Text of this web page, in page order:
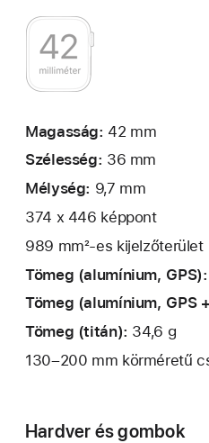
Magasság: 42 mm
Szélesség: 36 mm
Mélység: 9,7 mm
374 x 446 képpont
989 mm²-es kijelzőterület
Tömeg (alumínium, GPS):
Tömeg (alumínium, GPS
Tömeg (titán): 34,6 g
130–200 mm körméretű
Hardver és gombok